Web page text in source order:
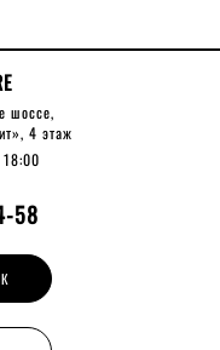
шоссе,
4 этаж
58